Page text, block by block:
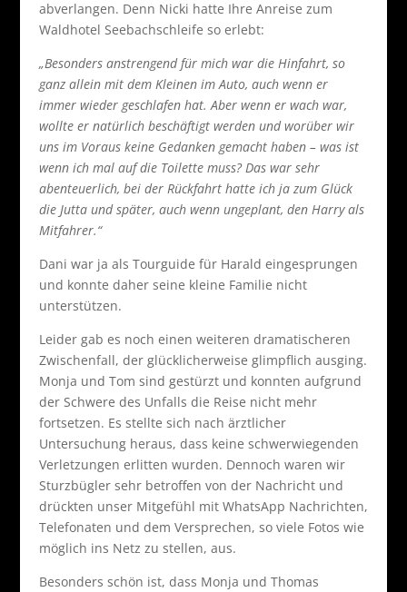
abverlangen. Denn Nicki hatte Ihre Anreise zum
Waldhotel Seebachschleife so erlebt:
„Besonders anstrengend für mich war die Hinfahrt, so
ganz allein mit dem Kleinen im Auto, auch wenn er
immer wieder geschlafen hat. Aber wenn er wach war,
wollte er natürlich beschäftigt werden und worüber wir
uns im Voraus keine Gedanken gemacht haben – was ist
wenn ich mal auf die Toilette muss? Das war sehr
abenteuerlich, bei der Rückfahrt hatte ich ja zum Glück
die Jutta und später, auch wenn ungeplant, den Harry als
Mitfahrer.“
Dani war ja als Tourguide für Harald eingesprungen
und konnte daher seine kleine Familie nicht
unterstützen.
Leider gab es noch einen weiteren dramatischeren
Zwischenfall, der glücklicherweise glimpflich ausging.
Monja und Tom sind gestürzt und konnten aufgrund
der Schwere des Unfalls die Reise nicht mehr
fortsetzen. Es stellte sich nach ärztlicher
Untersuchung heraus, dass keine schwerwiegenden
Verletzungen erlitten wurden. Dennoch waren wir
Sturzbügler sehr betroffen von der Nachricht und
drückten unser Mitgefühl mit WhatsApp Nachrichten,
Telefonaten und dem Versprechen, so viele Fotos wie
möglich ins Netz zu stellen, aus.
Besonders schön ist, dass Monja und Thomas